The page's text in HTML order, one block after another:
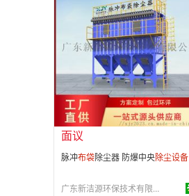
会员注册：第 4 年
经营模式：生产制造
成立日期：2018-01-11
供应产品：8 条
面议
脉冲布袋除尘器 防爆中央除尘设备
广东新洁源环保技术有限公司